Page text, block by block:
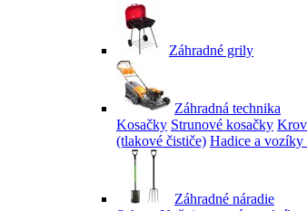
Záhradné grily
Záhradná technika
Kosačky Strunové kosačky
(tlakové čističe) Hadice a vozíky
Záhradné náradie